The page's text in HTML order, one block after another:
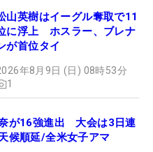
山英樹はイーグル奪取で11
に浮上 ホスラー、ブレナ
が首位タイ
年8月9日 (日) 08時53分
1
が16強進出 大会は3日連
候順延/全米女子アマ